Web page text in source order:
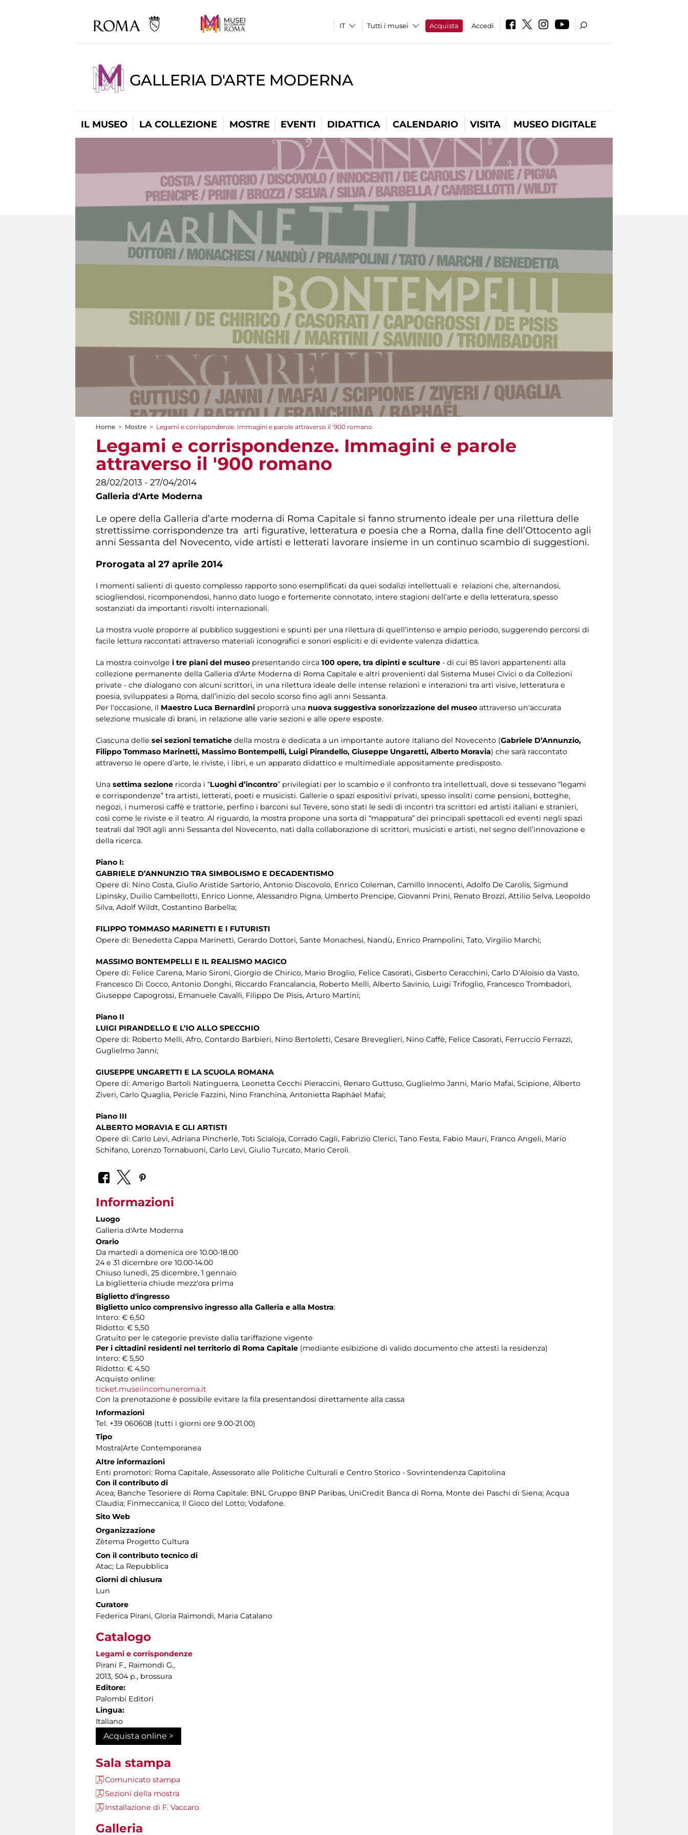
Tutti i musei Acquista Accedi
GALLERIA D'ARTE MODERNA
IL MUSEO LA COLLEZIONE MOSTRE EVENTI DIDATTICA CALENDARIO VISITA MUSEO DIGITALE
Tu sei qui
Home > Mostre > Legami e corrispondenze. Immagini e parole attraverso il '900 romano
Legami e corrispondenze. Immagini e parole
attraverso il '900 romano
28/02/2013 - 27/04/2014
Galleria d'Arte Moderna
Le opere della Galleria d’arte moderna di Roma Capitale si fanno strumento ideale per una rilettura delle
strettissime corrispondenze tra arti figurative, letteratura e poesia che a Roma, dalla fine dell’Ottocento agli
anni Sessanta del Novecento, vide artisti e letterati lavorare insieme in un continuo scambio di suggestioni.
Prorogata al 27 aprile 2014
I momenti salienti di questo complesso rapporto sono esemplificati da quei sodalizi intellettuali e relazioni che, alternandosi,
sciogliendosi, ricomponendosi, hanno dato luogo e fortemente connotato, intere stagioni dell’arte e della letteratura, spesso
sostanziati da importanti risvolti internazionali.
La mostra vuole proporre al pubblico suggestioni e spunti per una rilettura di quell’intenso e ampio periodo, suggerendo percorsi di
facile lettura raccontati attraverso materiali iconografici e sonori espliciti e di evidente valenza didattica.
La mostra coinvolge i tre piani del museo presentando circa 100 opere, tra dipinti e sculture - di cui 85 lavori appartenenti alla
collezione permanente della Galleria d'Arte Moderna di Roma Capitale e altri provenienti dal Sistema Musei Civici o da Collezioni
private - che dialogano con alcuni scrittori, in una rilettura ideale delle intense relazioni e interazioni tra arti visive, letteratura e
poesia, sviluppatesi a Roma, dall’inizio del secolo scorso fino agli anni Sessanta.
Per l'occasione, il Maestro Luca Bernardini proporrà una nuova suggestiva sonorizzazione del museo attraverso un'accurata
selezione musicale di brani, in relazione alle varie sezioni e alle opere esposte.
Ciascuna delle sei sezioni tematiche della mostra è dedicata a un importante autore italiano del Novecento (Gabriele D’Annunzio,
Filippo Tommaso Marinetti, Massimo Bontempelli, Luigi Pirandello, Giuseppe Ungaretti, Alberto Moravia) che sarà raccontato
attraverso le opere d’arte, le riviste, i libri, e un apparato didattico e multimediale appositamente predisposto.
Una settima sezione ricorda i “Luoghi d’incontro” privilegiati per lo scambio e il confronto tra intellettuali, dove si tessevano “legami
e corrispondenze” tra artisti, letterati, poeti e musicisti. Gallerie o spazi espositivi privati, spesso insoliti come pensioni, botteghe,
negozi, i numerosi caffè e trattorie, perfino i barconi sul Tevere, sono stati le sedi di incontri tra scrittori ed artisti italiani e stranieri,
così come le riviste e il teatro. Al riguardo, la mostra propone una sorta di “mappatura” dei principali spettacoli ed eventi negli spazi
teatrali dal 1901 agli anni Sessanta del Novecento, nati dalla collaborazione di scrittori, musicisti e artisti, nel segno dell’innovazione e
della ricerca.
Piano I:
GABRIELE D’ANNUNZIO TRA SIMBOLISMO E DECADENTISMO
Opere di: Nino Costa, Giulio Aristide Sartorio, Antonio Discovolo, Enrico Coleman, Camillo Innocenti, Adolfo De Carolis, Sigmund
Lipinsky, Duilio Cambellotti, Enrico Lionne, Alessandro Pigna, Umberto Prencipe, Giovanni Prini, Renato Brozzi, Attilio Selva, Leopoldo
Silva, Adolf Wildt, Costantino Barbella;
FILIPPO TOMMASO MARINETTI E I FUTURISTI
Opere di: Benedetta Cappa Marinetti, Gerardo Dottori, Sante Monachesi, Nandù, Enrico Prampolini, Tato, Virgilio Marchi;
MASSIMO BONTEMPELLI E IL REALISMO MAGICO
Opere di: Felice Carena, Mario Sironi, Giorgio de Chirico, Mario Broglio, Felice Casorati, Gisberto Ceracchini, Carlo D’Aloisio da Vasto,
Francesco Di Cocco, Antonio Donghi, Riccardo Francalancia, Roberto Melli, Alberto Savinio, Luigi Trifoglio, Francesco Trombadori,
Giuseppe Capogrossi, Emanuele Cavalli, Filippo De Pisis, Arturo Martini;
Piano II
LUIGI PIRANDELLO E L’IO ALLO SPECCHIO
Opere di: Roberto Melli, Afro, Contardo Barbieri, Nino Bertoletti, Cesare Breveglieri, Nino Caffè, Felice Casorati, Ferruccio Ferrazzi,
Guglielmo Janni;
GIUSEPPE UNGARETTI E LA SCUOLA ROMANA
Opere di: Amerigo Bartoli Natinguerra, Leonetta Cecchi Pieraccini, Renaro Guttuso, Guglielmo Janni, Mario Mafai, Scipione, Alberto
Ziveri, Carlo Quaglia, Pericle Fazzini, Nino Franchina, Antonietta Raphäel Mafai;
Piano III
ALBERTO MORAVIA E GLI ARTISTI
Opere di: Carlo Levi, Adriana Pincherle, Toti Scialoja, Corrado Cagli, Fabrizio Clerici, Tano Festa, Fabio Mauri, Franco Angeli, Mario
Schifano, Lorenzo Tornabuoni, Carlo Levi, Giulio Turcato, Mario Ceroli.
Informazioni
Luogo
Galleria d'Arte Moderna
Orario
Da martedì a domenica ore 10.00-18.00
24 e 31 dicembre ore 10.00-14.00
Chiuso lunedì, 25 dicembre, 1 gennaio
La biglietteria chiude mezz'ora prima
Biglietto d'ingresso
Biglietto unico comprensivo ingresso alla Galleria e alla Mostra:
Intero: € 6,50
Ridotto: € 5,50
Gratuito per le categorie previste dalla tariffazione vigente
Per i cittadini residenti nel territorio di Roma Capitale (mediante esibizione di valido documento che attesti la residenza)
Intero: € 5,50
Ridotto: € 4,50
Acquisto online:
ticket.museiincomuneroma.it
Con la prenotazione è possibile evitare la fila presentandosi direttamente alla cassa
Informazioni
Tel. +39 060608 (tutti i giorni ore 9.00-21.00)
Tipo
Mostra|Arte Contemporanea
Altre informazioni
Enti promotori: Roma Capitale, Assessorato alle Politiche Culturali e Centro Storico - Sovrintendenza Capitolina
Con il contributo di
Acea; Banche Tesoriere di Roma Capitale: BNL Gruppo BNP Paribas, UniCredit Banca di Roma, Monte dei Paschi di Siena; Acqua
Claudia; Finmeccanica; Il Gioco del Lotto; Vodafone.
Sito Web
Organizzazione
Zètema Progetto Cultura
Con il contributo tecnico di
Atac; La Repubblica
Giorni di chiusura
Lun
Curatore
Federica Pirani, Gloria Raimondi, Maria Catalano
Catalogo
Legami e corrispondenze
Pirani F., Raimondi G.,
2013, 504 p., brossura
Editore:
Palombi Editori
Lingua:
Italiano
Acquista online >
Sala stampa
Comunicato stampa
Sezioni della mostra
Installazione di F. Vaccaro
Galleria